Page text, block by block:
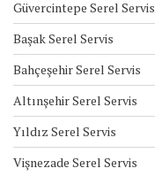
Güvercintepe Serel Servis
Başak Serel Servis
Bahçeşehir Serel Servis
Altınşehir Serel Servis
Yıldız Serel Servis
Vişnezade Serel Servis